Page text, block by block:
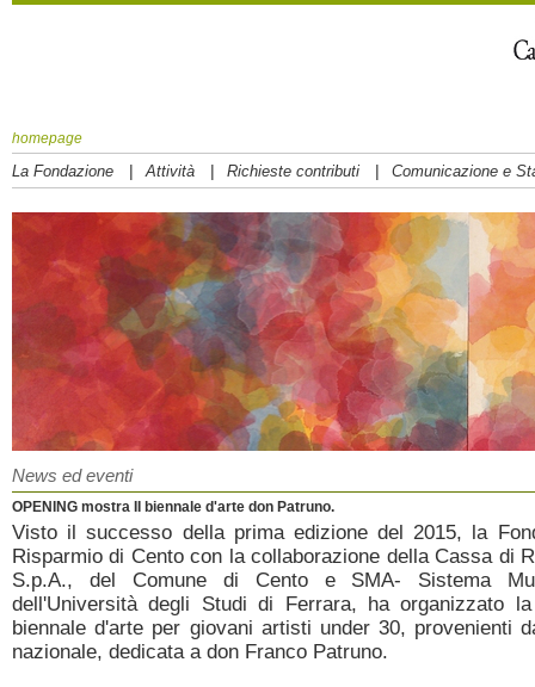
homepage
La Fondazione | Attività | Richieste contributi | Comunicazione e
News ed eventi
OPENING mostra II biennale d'arte don Patruno.
Visto il successo della prima edizione del 2015, la
Risparmio di Cento con la collaborazione della Cassa di
S.p.A., del Comune di Cento e SMA- Sistema
dell'Università degli Studi di Ferrara, ha organizzato
biennale d'arte per giovani artisti under 30, provenienti
nazionale, dedicata a don Franco Patruno.